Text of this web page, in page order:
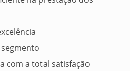
com a total satisfação